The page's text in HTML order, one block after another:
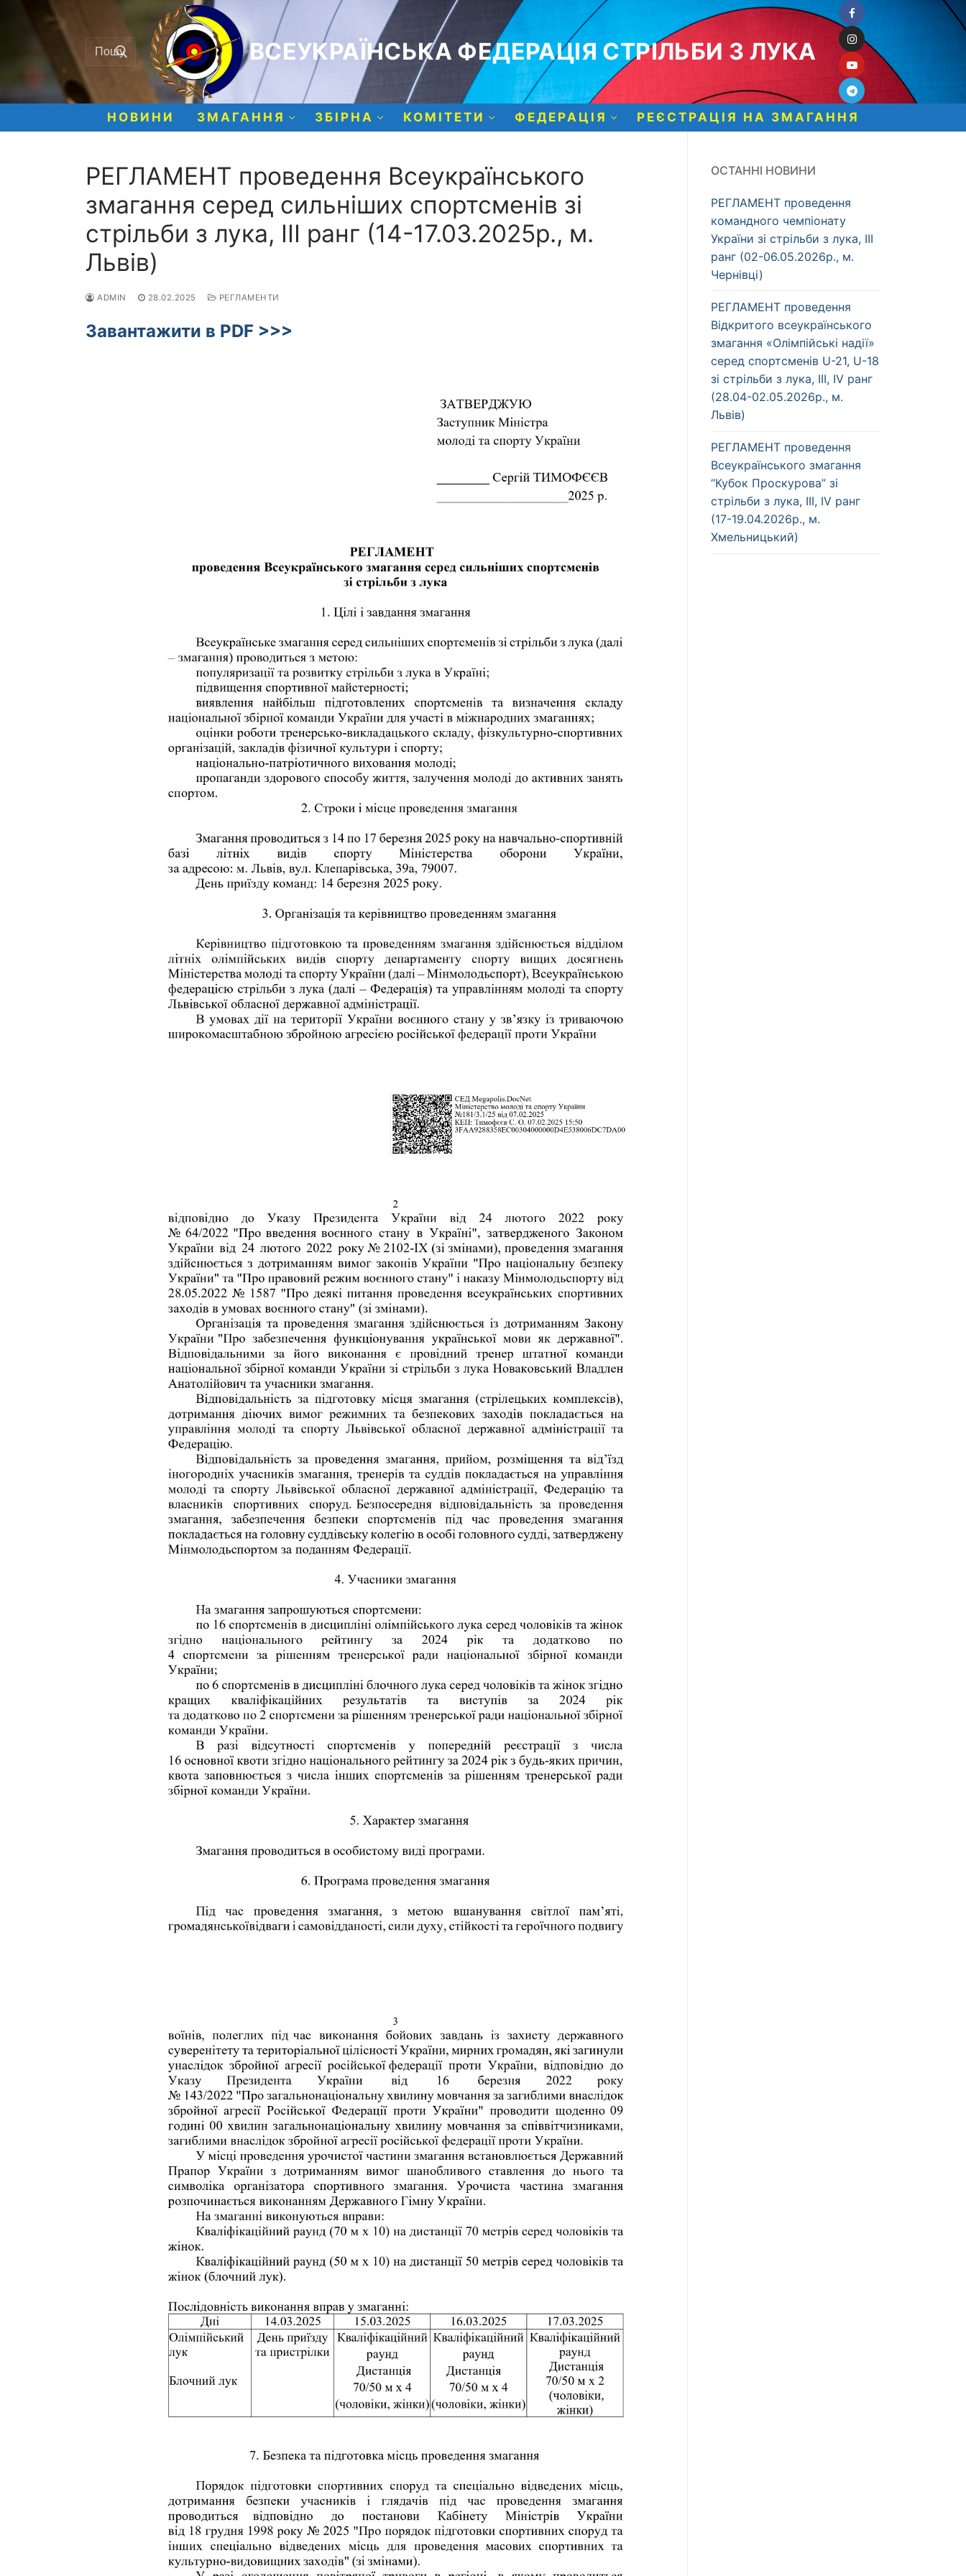
Шукати: ВСЕУКРАЇНСЬКА ФЕДЕРАЦІЯ СТРІЛЬБИ З ЛУКА
НОВИНИ ЗМАГАННЯ ЗБІРНА КОМІТЕТИ ФЕДЕРАЦІЯ РЕЄСТРАЦІЯ НА ЗМАГАННЯ
РЕГЛАМЕНТ проведення Всеукраїнського
змагання серед сильніших спортсменів зі
стрільби з лука, ІІІ ранг (14-17.03.2025р., м.
Львів)
ADMIN 28.02.2025 РЕГЛАМЕНТИ
Завантажити в PDF >>>
ОСТАННІ НОВИНИ
РЕГЛАМЕНТ проведення
командного чемпіонату
України зі стрільби з лука, ІІІ
ранг (02-06.05.2026р., м.
Чернівці)
РЕГЛАМЕНТ проведення
Відкритого всеукраїнського
змагання «Олімпійські надії»
серед спортсменів U-21, U-18
зі стрільби з лука, ІІІ, IV ранг
(28.04-02.05.2026р., м.
Львів)
РЕГЛАМЕНТ проведення
Всеукраїнського змагання
“Кубок Проскурова” зі
стрільби з лука, ІІІ, IV ранг
(17-19.04.2026р., м.
Хмельницький)